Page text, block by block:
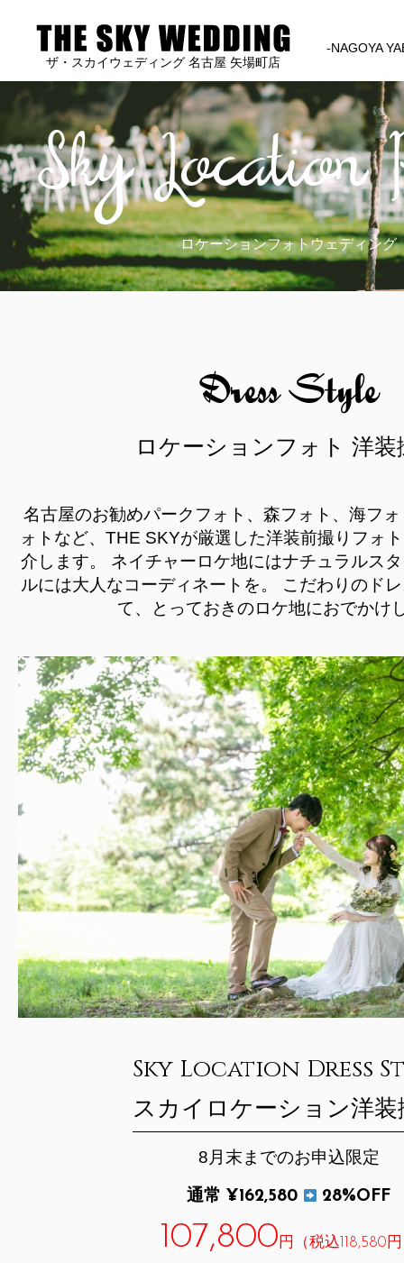
ザ・スカイウェディング 名古屋 矢場町店
-NAGOYA
Sky Location
ロケーションフォトウェディング
Dress Style
ロケーションフォト 洋装
名古屋のお勧めパークフォト、森フォト、海フ
ォトなど、THE SKYが厳選した洋装前撮りフォ
介します。
ネイチャーロケ地にはナチュラルス
ルには大人なコーディネートを。
こだわりのド
て、とっておきのロケ地におでかけ
Sky Location Dress
スカイロケーション洋装
8月末までのお申込限定
通常 ¥162,580 28%OFF
107,800 円（税込118,580